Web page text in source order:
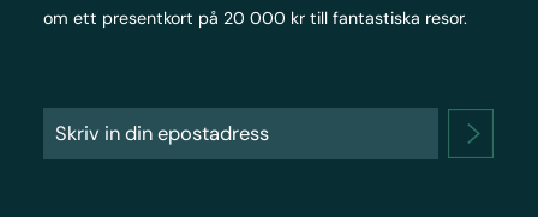
om ett presentkort på 20 000 kr till fantastiska resor.